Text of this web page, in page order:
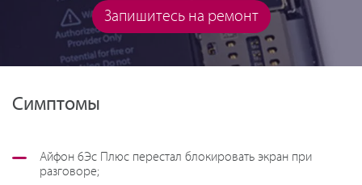
Запишитесь на ремонт
Симптомы
Айфон 6Эс Плюс перестал блокировать экран при
разговоре;